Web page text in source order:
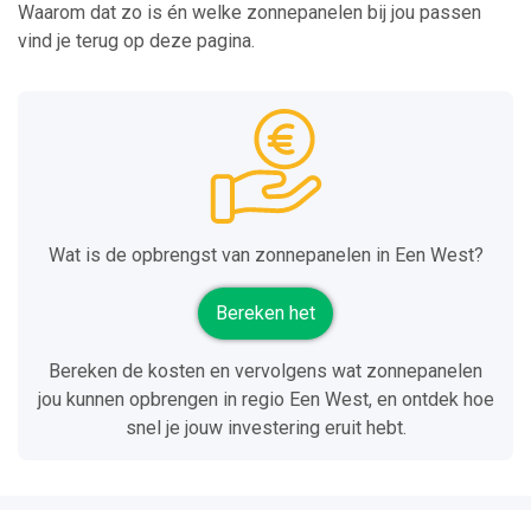
Waarom dat zo is én welke zonnepanelen bij jou passen
vind je terug op deze pagina.
Wat is de opbrengst van zonnepanelen in Een West?
Bereken het
Bereken de kosten en vervolgens wat zonnepanelen
jou kunnen opbrengen in regio Een West, en ontdek hoe
snel je jouw investering eruit hebt.